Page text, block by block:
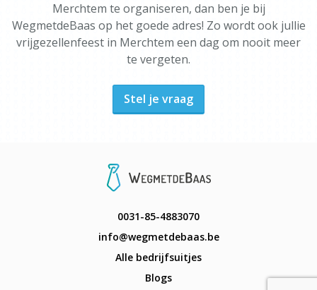
Merchtem te organiseren, dan ben je bij
WegmetdeBaas op het goede adres! Zo wordt ook jullie
vrijgezellenfeest in Merchtem een dag om nooit meer
te vergeten.
Stel je vraag
0031-85-4883070
info@wegmetdebaas.be
Alle bedrijfsuitjes
Blogs